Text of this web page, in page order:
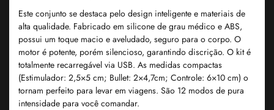
Este conjunto se destaca pelo design inteligente e materiais de
alta qualidade. Fabricado em silicone de grau médico e ABS,
possui um toque macio e aveludado, seguro para o corpo. O
motor é potente, porém silencioso, garantindo discrição. O kit é
totalmente recarregável via USB. As medidas compactas
(Estimulador: 2,5×5 cm; Bullet: 2×4,7cm; Controle: 6×10 cm) o
tornam perfeito para levar em viagens. São 12 modos de pura
intensidade para você comandar.